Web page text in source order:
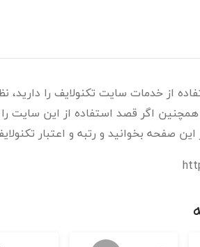
از خدمات سایت تکنولایف را دارید،
اگر قصد استفاده از این سایت را
صفحه بخوانید و رتبه و اعتبار